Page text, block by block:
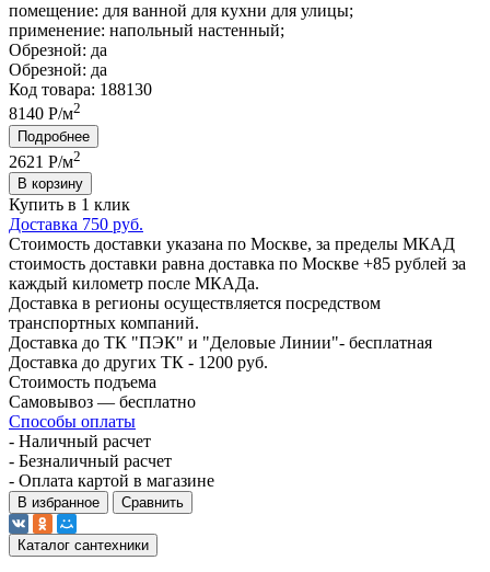
помещение: для ванной для кухни для улицы;
применение: напольный настенный;
Обрезной: да
Обрезной: да
Код товара: 188130
8140 Р/м2
Подробнее
2621 Р/м2
В корзину
Купить в 1 клик
Доставка 750 руб.
Стоимость доставки указана по Москве, за пределы МКАД
стоимость доставки равна доставка по Москве +85 рублей за
каждый километр после МКАДа.
Доставка в регионы осуществляется посредством
транспортных компаний.
Доставка до ТК "ПЭК" и "Деловые Линии"- бесплатная
Доставка до других ТК - 1200 руб.
Стоимость подъема
Самовывоз — бесплатно
Способы оплаты
- Наличный расчет
- Безналичный расчет
- Оплата картой в магазине
В избранное Сравнить
Каталог сантехники